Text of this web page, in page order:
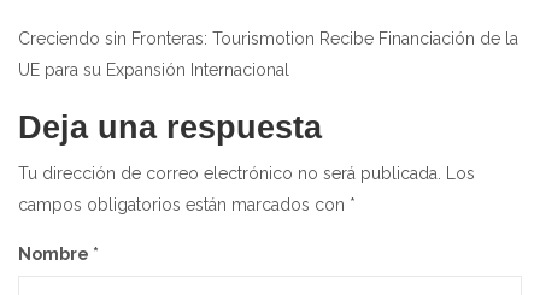
Navegación
de
entradas
Creciendo sin Fronteras: Tourismotion Recibe Financiación de la
UE para su Expansión Internacional
Deja una respuesta
Tu dirección de correo electrónico no será publicada. Los
campos obligatorios están marcados con *
Nombre *